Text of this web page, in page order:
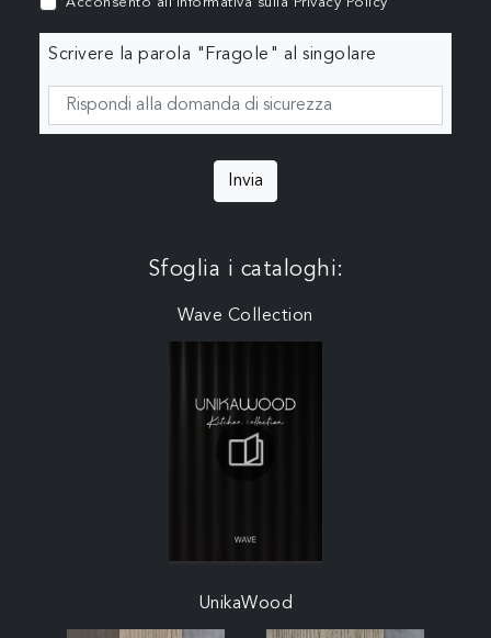
Scrivere la parola "Fragole" al singolare
Invia
Sfoglia i cataloghi:
Wave Collection
UnikaWood